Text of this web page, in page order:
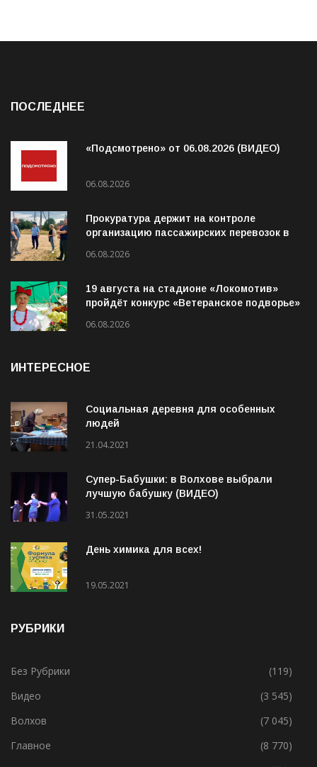
«Подсмотрено» от 06.08.2026 (ВИДЕО)
06.08.2026
Прокуратура держит на контроле
06.08.2026
19 августа на стадионе «Локомотив»
Социальная деревня для особенных
21.04.2021
Супер-Бабушки: в Волхове выбрали
31.05.2021
День химика для всех!
Без Рубрики
(119)
Видео
(3 545)
Волхов
(7 045)